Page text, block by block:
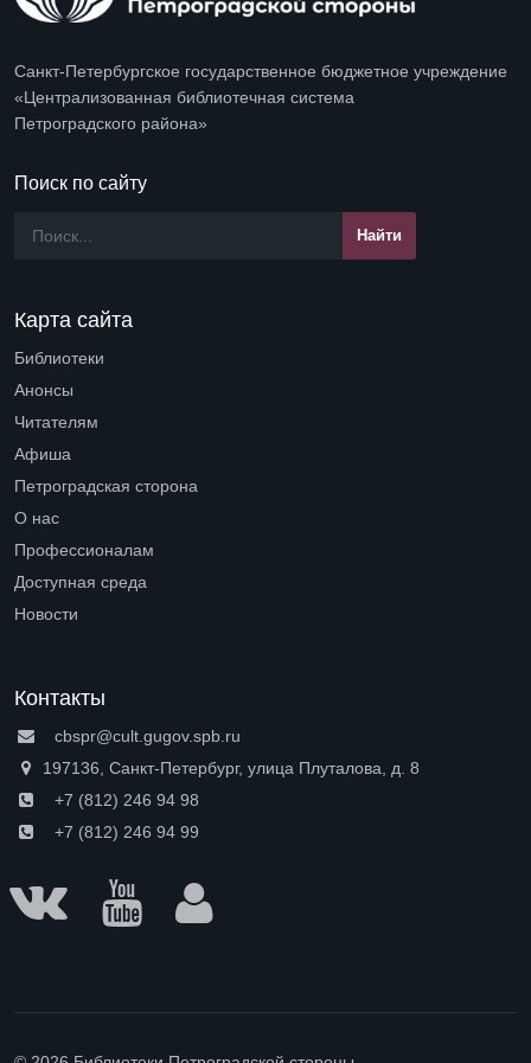
Санкт-Петербургское государственное бюджетное учреждение
«Централизованная библиотечная система
Петроградского района»
Поиск по сайту
Карта сайта
Библиотеки
Анонсы
Читателям
Афиша
Петроградская сторона
О нас
Профессионалам
Доступная среда
Новости
Контакты
cbspr@cult.gugov.spb.ru
197136, Санкт-Петербург, улица Плуталова, д. 8
+7 (812) 246 94 98
+7 (812) 246 94 99